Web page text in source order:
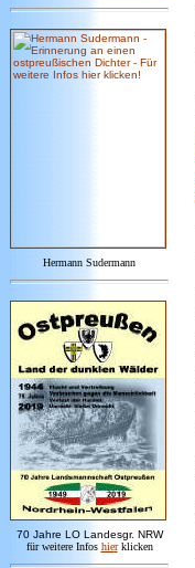
Hermann Sudermann
70 Jahre LO Landesgr. NRW
für weitere Infos hier klicken